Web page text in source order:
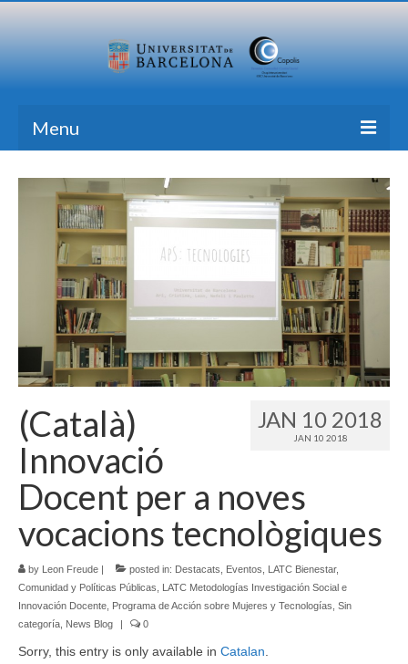
Menu
Home
Research
Formation
Transfer
Publications
News Blog
Language:
JAN 10 2018
JAN 10 2018
(Català)
Innovació
Docent per a noves
vocacions tecnològiques
by Leon Freude posted in: Destacats Eventos
LATC Bienestar,
Comunidad y Políticas Públicas
LATC Metodologías Investigación Social e
Innovación Docente
Programa de Acción sobre Mujeres y Tecnologías Sin
categoría News Blog 0
Sorry, this entry is only available in Catalan.